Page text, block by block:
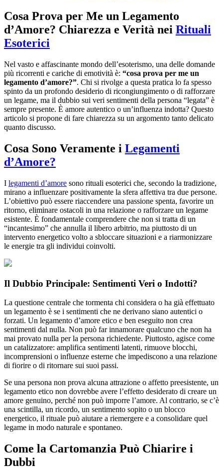
Cosa Prova per Me un Legamento
d’Amore? Chiarezza e Verità nei Rituali
Esoterici
Nel vasto e affascinante mondo dell’esoterismo, una delle domande
più ricorrenti e cariche di emotività è: “cosa prova per me un
legamento d’amore?”. Chi si rivolge a questa pratica lo fa spesso
spinto da un profondo desiderio di ricongiungimento o di rafforzare
un legame, ma il dubbio sui veri sentimenti della persona “legata” è
sempre presente. È amore autentico o un’influenza indotta? Questo
articolo si propone di fare chiarezza su un argomento tanto delicato
quanto discusso.
Cosa Sono Veramente i Legamenti
d’Amore?
I legamenti d’amore sono rituali esoterici che, secondo la tradizione,
mirano a influenzare positivamente la sfera affettiva tra due persone.
L’obiettivo può essere riaccendere una passione spenta, favorire un
ritorno, eliminare ostacoli in una relazione o rafforzare un legame
esistente. È fondamentale comprendere che non si tratta di un
“incantesimo” che annulla il libero arbitrio, ma piuttosto di un
intervento energetico volto a sbloccare situazioni e a riarmonizzare
le energie tra gli individui coinvolti.
Il Dubbio Principale: Sentimenti Veri o Indotti?
La questione centrale che tormenta chi considera o ha già effettuato
un legamento è se i sentimenti che ne derivano siano autentici o
forzati. Un legamento d’amore etico e ben eseguito non crea
sentimenti dal nulla. Non può far innamorare qualcuno che non ha
mai provato nulla per la persona richiedente. Piuttosto, agisce come
un catalizzatore: amplifica sentimenti latenti, rimuove blocchi,
incomprensioni o influenze esterne che impediscono a una relazione
di fiorire o di ritornare sui suoi passi.
Se una persona non prova alcuna attrazione o affetto preesistente, un
legamento etico non dovrebbe avere l’effetto desiderato di creare un
amore genuino, perché non può imporre l’amore. Al contrario, se c’è
una scintilla, un ricordo, un sentimento sopito o un blocco
energetico, il rituale può aiutare a riemergere e a consolidare quel
legame in modo naturale e spontaneo.
Come la Cartomanzia Può Chiarire i
Dubbi